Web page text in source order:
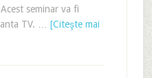
seminar va fi
TV. … [Citeşte mai